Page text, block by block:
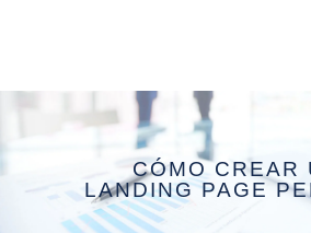
CÓMO CREAR
LANDING PAGE